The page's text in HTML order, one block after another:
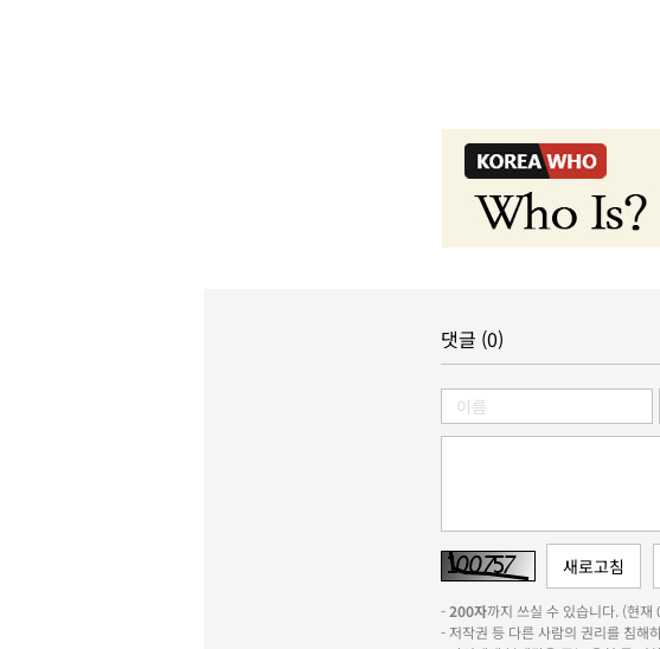
댓글 (0)
-200자까지 쓰실 수 있습니다. (현
- 저작권 등 다른 사람의 권리를 침해